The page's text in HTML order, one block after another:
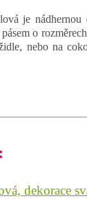
je nádhernou
o
nebo na
dekorace